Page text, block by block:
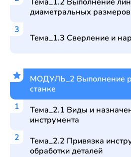
диаметральных размеров
Тема_1.3 Сверление и
МОДУЛЬ_2 Выполнение
станке
Тема_2.1 Виды и
инструмента
Тема_2.2 Привязка
обработки деталей